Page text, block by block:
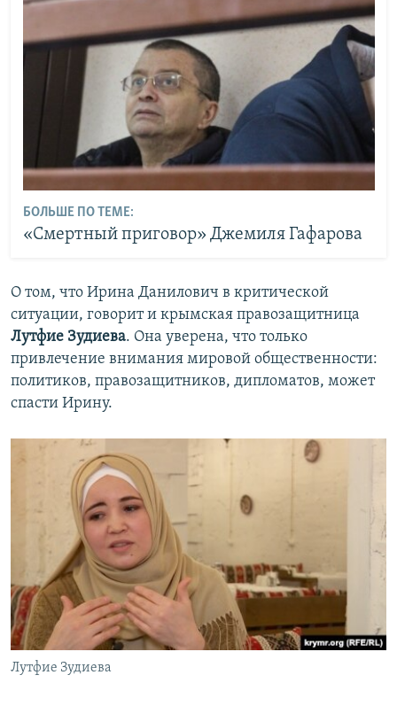
БОЛЬШЕ ПО ТЕМЕ:
«Смертный приговор» Джемиля Гафарова
О том, что Ирина Данилович в критической
ситуации, говорит и крымская правозащитница
Лутфие Зудиева. Она уверена, что только
привлечение внимания мировой общественности:
политиков, правозащитников, дипломатов, может
спасти Ирину.
Лутфие Зудиева